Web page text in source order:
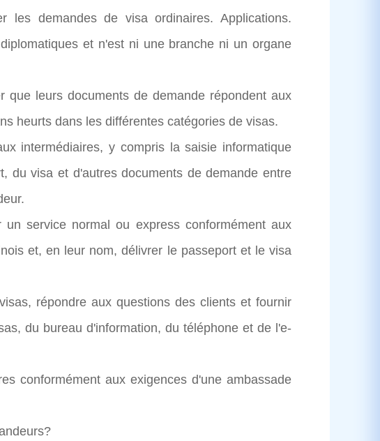
les demandes de visa ordinaires. Applications.
et n'est ni une branche ni un organe
leurs documents de demande répondent aux
heurts dans les différentes catégories de visas.
intermédiaires, y compris la saisie informatique
du visa et d'autres documents de demande entre
service normal ou express conformément aux
et, en leur nom, délivrer le passeport et le visa
répondre aux questions des clients et fournir
du bureau d'information, du téléphone et de l'e-
conformément aux exigences d'une ambassade